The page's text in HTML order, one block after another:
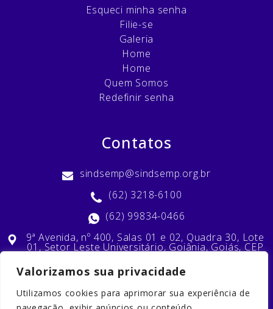
Valorizamos sua privacidade
Utilizamos cookies para aprimorar sua experiência de
Esqueci minha senha
Filie-se
Galeria
Home
Home
Quem Somos
Redefinir senha
Contatos
sindsemp@sindsemp.org.br
(62) 3218-6100
(62) 99834-0466
9ª Avenida, nº 400, Salas 01 e 02, Quadra 30, Lote
01, Setor Leste Universitário, Goiânia, Goiás, CEP